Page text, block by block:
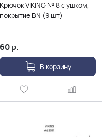
Крючок VIKING № 8 с ушком,
покрытие BN (9 шт)
60 р.
В корзину